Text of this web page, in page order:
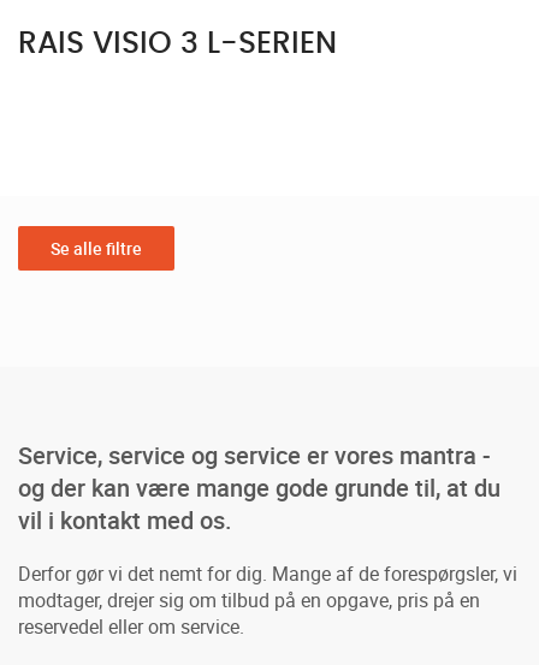
RAIS VISIO 3 L-SERIEN
Se alle filtre
Service, service og service er vores mantra -
og der kan være mange gode grunde til, at du
vil i kontakt med os.
Derfor gør vi det nemt for dig. Mange af de forespørgsler, vi
modtager, drejer sig om tilbud på en opgave, pris på en
reservedel eller om service.